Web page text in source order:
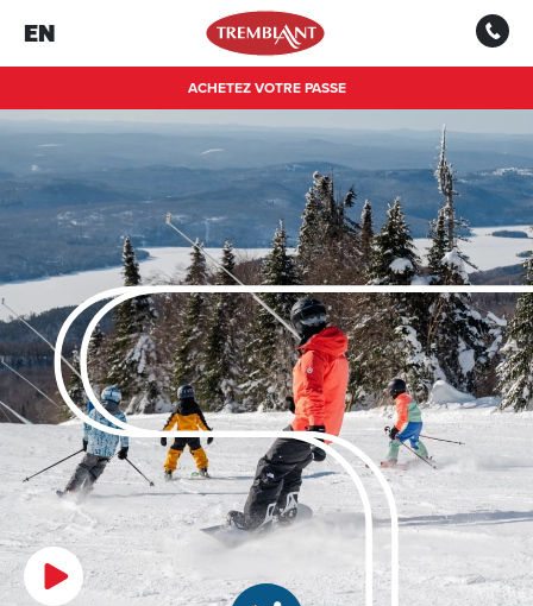
EN
ACHETEZ VOTRE PASSE